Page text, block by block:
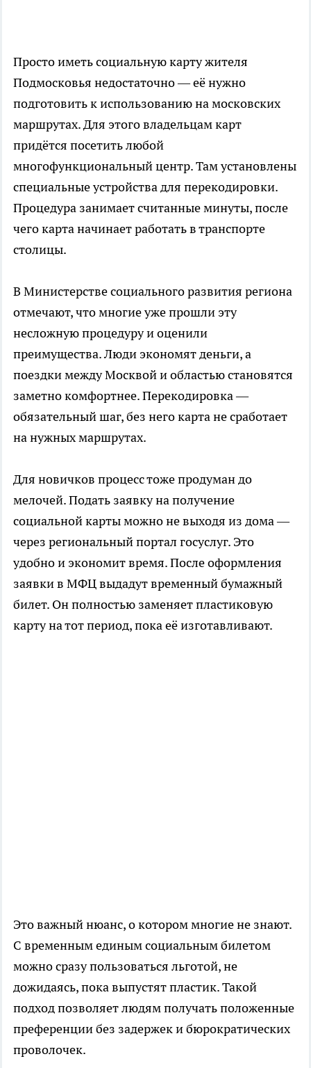
Просто иметь социальную карту жителя
Подмосковья недостаточно — её нужно
подготовить к использованию на московских
маршрутах. Для этого владельцам карт
придётся посетить любой
многофункциональный центр. Там установлены
специальные устройства для перекодировки.
Процедура занимает считанные минуты, после
чего карта начинает работать в транспорте
столицы.
В Министерстве социального развития региона
отмечают, что многие уже прошли эту
несложную процедуру и оценили
преимущества. Люди экономят деньги, а
поездки между Москвой и областью становятся
заметно комфортнее. Перекодировка —
обязательный шаг, без него карта не сработает
на нужных маршрутах.
Для новичков процесс тоже продуман до
мелочей. Подать заявку на получение
социальной карты можно не выходя из дома —
через региональный портал госуслуг. Это
удобно и экономит время. После оформления
заявки в МФЦ выдадут временный бумажный
билет. Он полностью заменяет пластиковую
карту на тот период, пока её изготавливают.
Это важный нюанс, о котором многие не знают.
С временным единым социальным билетом
можно сразу пользоваться льготой, не
дожидаясь, пока выпустят пластик. Такой
подход позволяет людям получать положенные
преференции без задержек и бюрократических
проволочек.